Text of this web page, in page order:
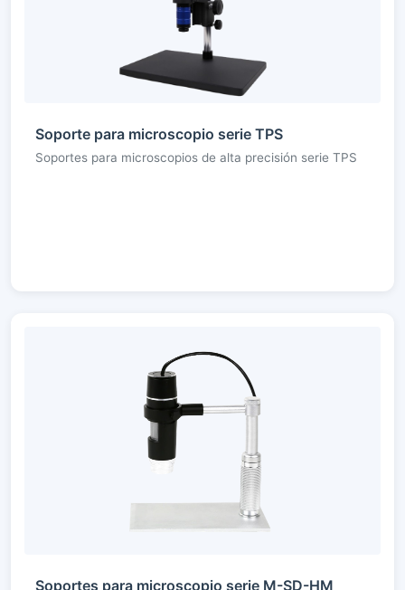
Soporte para microscopio serie TPS
Soportes para microscopios de alta precisión serie TPS
Soportes para microscopio serie M-SD-HM